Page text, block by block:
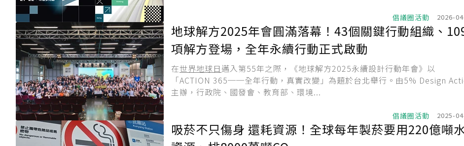
倡議圈活動 2026-
地球解方2025年會圓滿落幕！43個關鍵行動組織、
項解方登場，全年永續行動正式啟動
在世界地球日邁入第55年之際，《地球解方2025永續設計行動年會》以
「ACTION 365──全年行動，真實改變」為題於台北舉行。由5% Design
主辦，行政院、國發會、教育部、環境...
倡議圈活動 2025-
吸菸不只傷身 還耗資源！全球每年製菸要用220億噸